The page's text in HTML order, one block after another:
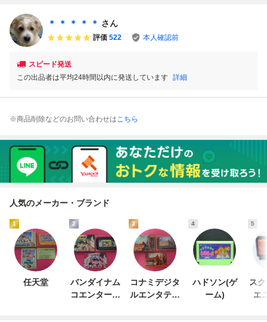
＊ ＊ ＊ ＊ ＊ さん
評価 522 本人確認前
スピード発送
この出品者は平均24時間以内に発送しています 詳細
※商品削除などのお問い合わせはこちら
人気のメーカー・ブランド
1
任天堂
2
バンダイナム
コエンターテ
3
コナミデジタ
ルエンタテイ
4
ハドソン(ゲ
ーム)
5
ス
エ